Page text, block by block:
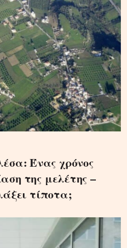
Ένας χρόνος
της μελέτης –
τίποτα;